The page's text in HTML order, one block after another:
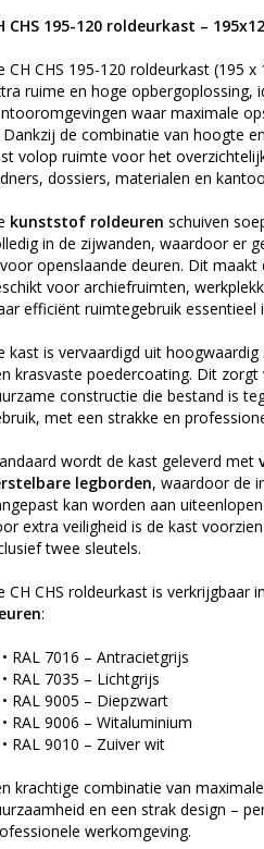
CHS 195-120 roldeurkast –
CH CHS 195-120 roldeurkast (195
ruime en hoge opbergoplossing,
waar maximale
Dankzij de combinatie van hoogte
volop ruimte voor het
dossiers, materialen en
kunststof roldeuren schuiven
in de zijwanden, waardoor er
openslaande deuren. Dit maakt
voor archiefruimten,
efficiënt ruimtegebruik essentieel
kast is vervaardigd uit
krasvaste poedercoating. Dit
constructie die bestand is
met een strakke en
wordt de kast geleverd met
legborden, waardoor de
kan worden aan
extra veiligheid is de kast
twee sleutels.
CH CHS roldeurkast is verkrijgbaar in
:
RAL 7016 – Antracietgrijs
RAL 7035 – Lichtgrijs
RAL 9005 – Diepzwart
RAL 9006 – Witaluminium
RAL 9010 – Zuiver wit
krachtige combinatie van
en een strak design –
werkomgeving.